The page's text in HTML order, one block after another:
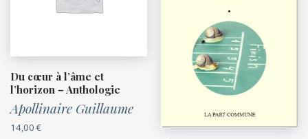
Du cœur à l’âme et
l’horizon – Anthologie
Apollinaire Guillaume
14,00 €